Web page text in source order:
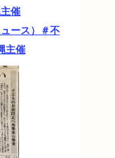
催
ース）＃不
主催